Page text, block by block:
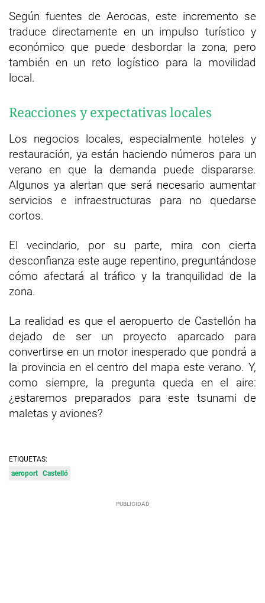
Según fuentes de Aerocas, este incremento se
traduce directamente en un impulso turístico y
económico que puede desbordar la zona, pero
también en un reto logístico para la movilidad
local.
Reacciones y expectativas locales
Los negocios locales, especialmente hoteles y
restauración, ya están haciendo números para un
verano en que la demanda puede dispararse.
Algunos ya alertan que será necesario aumentar
servicios e infraestructuras para no quedarse
cortos.
El vecindario, por su parte, mira con cierta
desconfianza este auge repentino, preguntándose
cómo afectará al tráfico y la tranquilidad de la
zona.
La realidad es que el aeropuerto de Castellón ha
dejado de ser un proyecto aparcado para
convertirse en un motor inesperado que pondrá a
la provincia en el centro del mapa este verano. Y,
como siempre, la pregunta queda en el aire:
¿estaremos preparados para este tsunami de
maletas y aviones?
ETIQUETAS:
aeroport Castelló